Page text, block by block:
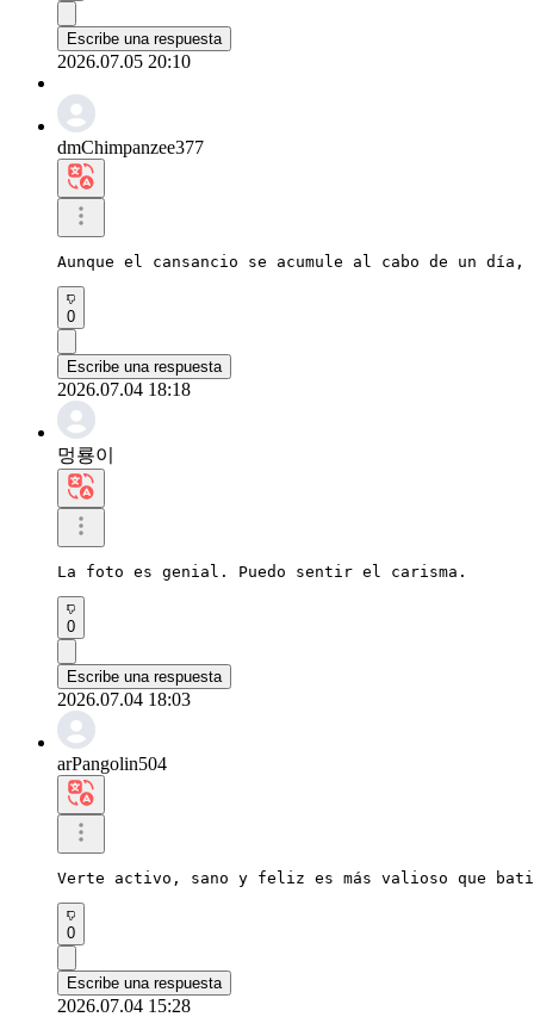
Escribe una respuesta
2026.07.05 20:10
dmChimpanzee377
Aunque el cansancio se acumule al cabo de un
0
Escribe una respuesta
2026.07.04 18:18
멍룡이
La foto es genial. Puedo sentir el carisma.
0
Escribe una respuesta
2026.07.04 18:03
arPangolin504
Verte activo, sano y feliz es más valioso que
0
Escribe una respuesta
2026.07.04 15:28